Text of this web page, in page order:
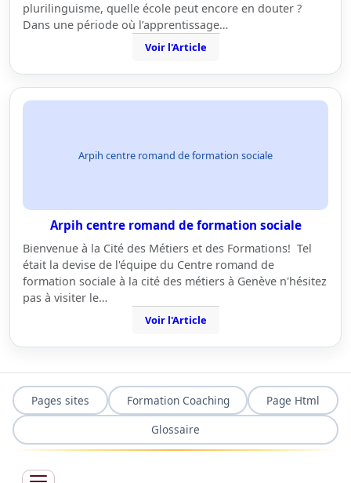
plurilinguisme, quelle école peut encore en douter ?
Dans une période où l’apprentissage…
Voir l'Article
Arpih centre romand de formation sociale
Arpih centre romand de formation sociale
Bienvenue à la Cité des Métiers et des Formations! Tel
était la devise de l'équipe du Centre romand de
formation sociale à la cité des métiers à Genève n'hésitez
pas à visiter le…
Voir l'Article
Pages sites Formation Coaching
Page Html
Glossaire